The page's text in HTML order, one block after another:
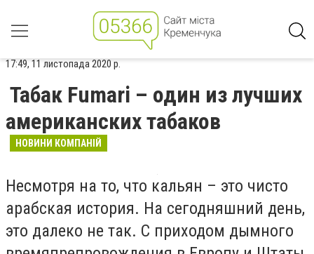
17:49, 11 листопада 2020 р.
Табак Fumari – один из лучших
американских табаков
НОВИНИ КОМПАНІЙ
Несмотря на то, что кальян – это чисто
арабская история. На сегодняшний день,
это далеко не так. С приходом дымного